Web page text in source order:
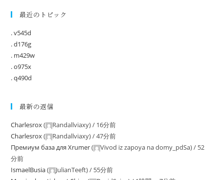
最近のトピック
. v545d
. d176g
. m429w
. o975x
. q490d
最新の返信
Charlesrox( Randallviaxy) / 16分前
Charlesrox( Randallviaxy) /47分前
Премиум база для Xrumer( Vivod iz zapoya na domy_pdSa) / 52
分前
IsmaelBusia( JulianTeeft) / 55分前